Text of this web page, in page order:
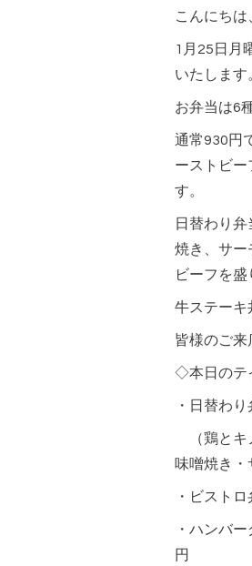
こんにちは
1月25日月
いたします
お弁当は6
通常930円
ーストビー
す。
日替わり
焼き、サー
ビーフを盛
牛ステーキ
皆様のご来
◇本日のテ
・日替わ
（鶏とキ
味噌焼き・
・ビスト
・ハンバ
円